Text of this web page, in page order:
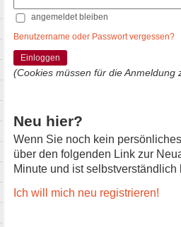
angemeldet bleiben
Benutzername oder Passwort vergessen?
Einloggen
(Cookies müssen für die Anmeldung
Neu hier?
Wenn Sie noch kein
über den folgenden Link zur
Minute und ist selbstverständlich
Ich will mich neu registrieren!